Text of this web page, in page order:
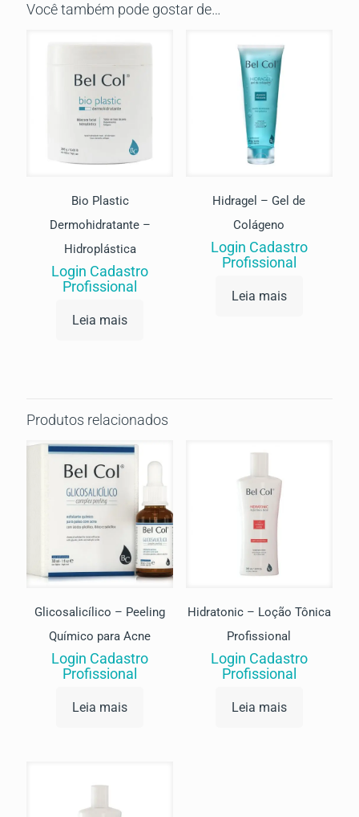
Você também pode gostar de…
Bio Plastic
Dermohidratante –
Hidroplástica
Login Cadastro
Profissional
Leia mais
Hidragel – Gel de
Colágeno
Login Cadastro
Profissional
Leia mais
Produtos relacionados
Glicosalicílico – Peeling
Químico para Acne
Login Cadastro
Profissional
Leia mais
Hidratonic – Loção Tônica
Profissional
Login Cadastro
Profissional
Leia mais